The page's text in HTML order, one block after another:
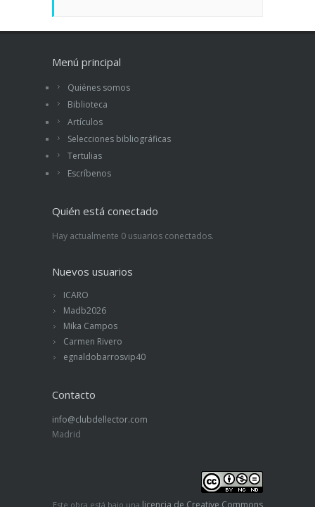
Menú principal
Quiénes somos
Biblioteca
Artículos
Selecciones bibliográficas
Tertulias
Escríbenos
Quién está conectado
Hay actualmente 0 usuarios conectados.
Nuevos usuarios
ICARO
Madb2026
Mika Campos
Carmen Rivero
egnaldobarrosvip40
Contacto
info@clubdellector.com
Madrid
Este obra está bajo una licencia de Creative Commons